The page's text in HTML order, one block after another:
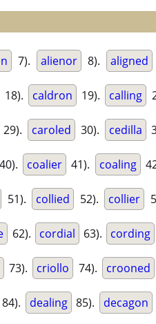
7). alienor 8). aligned
18). caldron 19). calling
29). caroled 30). cedilla
40). coalier 41). coaling
51). collied 52). collier
62). cordial 63). cording
73). criollo 74). crooned
84). dealing 85). decagon